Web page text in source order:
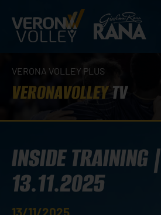
VERONA VOLLEY PLUS
VERONAVOLLEYTV
INSIDE TRAINING |
13.11.2025
13/11/2025